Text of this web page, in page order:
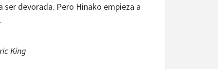
devorada. Pero Hinako empieza a
King